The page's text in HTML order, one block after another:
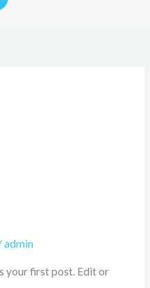
admin
your first post. Edit or